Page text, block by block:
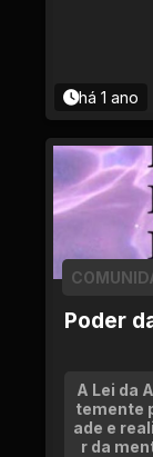
há 1 ano
Poder
A Lei da
temente
ade e
r da